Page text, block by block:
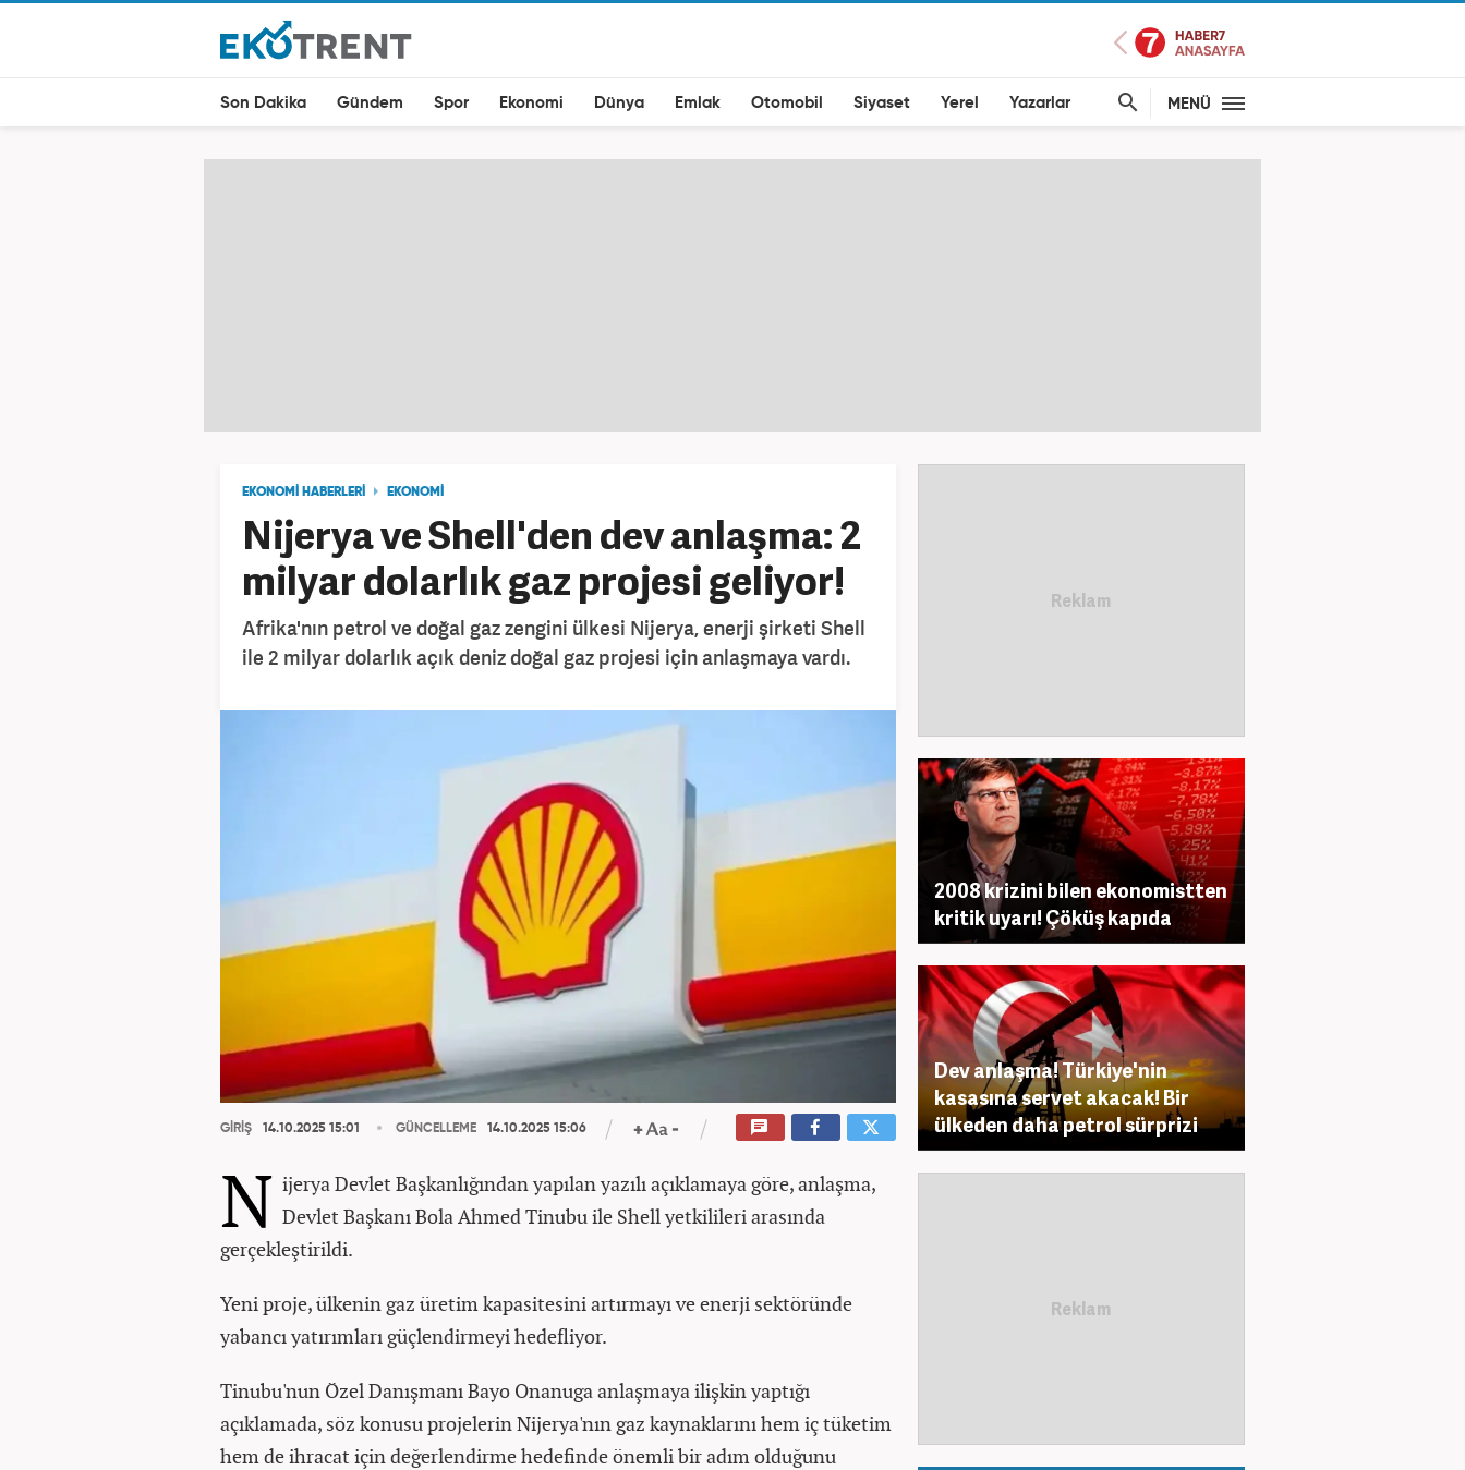
Son Dakika Gündem Spor Ekonomi Dünya Emlak Otomobil Siyaset Yerel Yazarlar MENÜ
EKONOMİ HABERLERİ EKONOMİ
Nijerya ve Shell'den dev anlaşma: 2
milyar dolarlık gaz projesi geliyor!
Afrika'nın petrol ve doğal gaz zengini ülkesi Nijerya, enerji şirketi Shell
ile 2 milyar dolarlık açık deniz doğal gaz projesi için anlaşmaya vardı.
GİRİŞ 14.10.2025 15:01 GÜNCELLEME 14.10.2025 15:06
N ijerya Devlet Başkanlığından yapılan yazılı açıklamaya göre, anlaşma,
Devlet Başkanı Bola Ahmed Tinubu ile Shell yetkilileri arasında
gerçekleştirildi.
Yeni proje, ülkenin gaz üretim kapasitesini artırmayı ve enerji sektöründe
yabancı yatırımları güçlendirmeyi hedefliyor.
Tinubu'nun Özel Danışmanı Bayo Onanuga anlaşmaya ilişkin yaptığı
açıklamada, söz konusu projelerin Nijerya'nın gaz kaynaklarını hem iç tüketim
hem de ihracat için değerlendirme hedefinde önemli bir adım olduğunu
2008 krizini bilen ekonomistten
kritik uyarı! Çöküş kapıda
Dev anlaşma! Türkiye'nin
kasasına servet akacak! Bir
ülkeden daha petrol sürprizi